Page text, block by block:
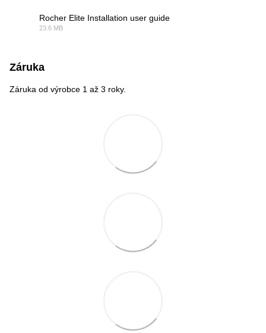
Rocher Elite Installation user guide
23.6 MB
Záruka
Záruka od výrobce 1 až 3 roky.